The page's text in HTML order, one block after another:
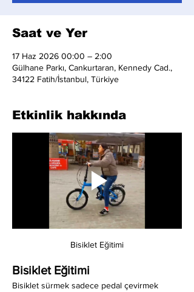
Saat ve Yer
17 Haz 2026 00:00 – 2:00
Gülhane Parkı, Cankurtaran, Kennedy Cad.,
34122 Fatih/İstanbul, Türkiye
Etkinlik hakkında
Bisiklet Eğitimi
Bisiklet Eğitimi
Bisiklet sürmek sadece pedal çevirmek